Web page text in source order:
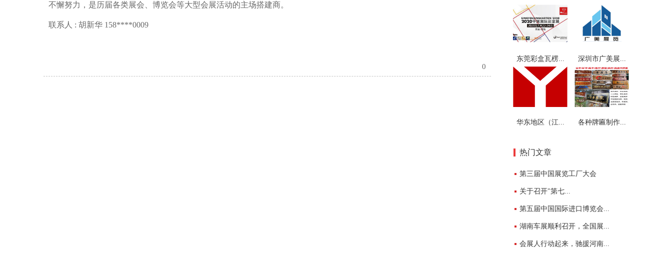
不懈努力，是历届各类展会、博览会等大型会展活动的主场搭建商。
联系人 : 胡新华 158****0009
0
东莞彩盒瓦楞... 深圳市广美展...
华东地区（江... 各种牌匾制作...
热门文章
第三届中国展览工厂大会
关于召开"第七...
第五届中国国际进口博览会...
湖南车展顺利召开，全国展...
会展人行动起来，驰援河南...